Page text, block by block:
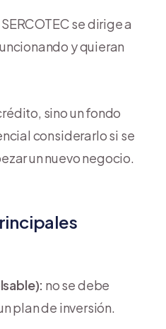
se dirige a
y quieran
sino un fondo
considerarlo si se
un nuevo negocio.
no se debe
plan de inversión.